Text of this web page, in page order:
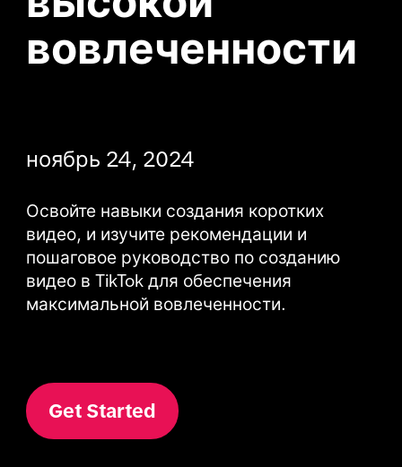
вовлеченности
ноябрь 24, 2024
Освойте навыки создания коротких
видео, и изучите рекомендации и
пошаговое руководство по созданию
видео в TikTok для обеспечения
максимальной вовлеченности.
Get Started